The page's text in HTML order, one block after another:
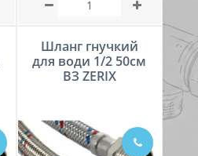
Шланг гнучкий
для води 1/2 50см
ВЗ ZERIX